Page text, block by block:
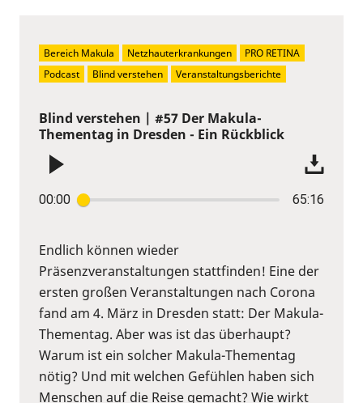
Blind verstehen | #57 Der Makula-
Thementag in Dresden - Ein Rückblick
00:00 65:16
Endlich können wieder
Präsenzveranstaltungen stattfinden! Eine der
ersten großen Veranstaltungen nach Corona
fand am 4. März in Dresden statt: Der Makula-
Thementag. Aber was ist das überhaupt?
Warum ist ein solcher Makula-Thementag
nötig? Und mit welchen Gefühlen haben sich
Menschen auf die Reise gemacht? Wie wirkt
Bereich Makula Netzhauterkrankungen
PRO RETINA
Podcast
Blind verstehen Veranstaltungsberichte